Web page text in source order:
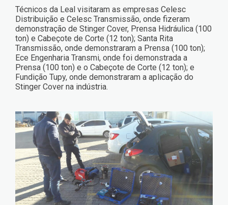
Técnicos da Leal visitaram as empresas Celesc
Distribuição e Celesc Transmissão, onde fizeram
demonstração de Stinger Cover, Prensa Hidráulica (100
ton) e Cabeçote de Corte (12 ton); Santa Rita
Transmissão, onde demonstraram a Prensa (100 ton);
Ece Engenharia Transmi, onde foi demonstrada a
Prensa (100 ton) e o Cabeçote de Corte (12 ton); e
Fundição Tupy, onde demonstraram a aplicação do
Stinger Cover na indústria.